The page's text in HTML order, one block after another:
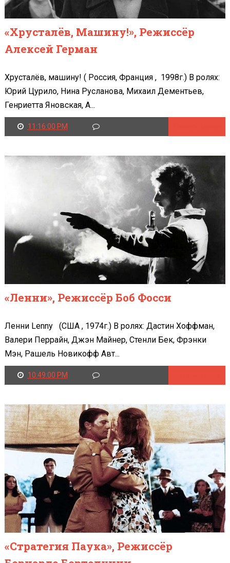
«Хрусталёв, Машину!», Режиссёр
Алексей Герман
Хрусталёв, машину! ( Россия, Франция , 1998г.) В ролях:
Юрий Цурило, Нина Русланова, Михаил Дементьев,
Генриетта Яновская, А...
11:16:00 PM
«Ленни», Режиссёр Боб Фосси
Ленни Lenny (США , 1974г.) В ролях: Дастин Хоффман,
Валери Перрайн, Джэн Майнер, Стенли Бек, Фрэнки
Мэн, Рашель Новикофф Авт...
10:49:00 PM
«Стратегия Паука», Режиссёр